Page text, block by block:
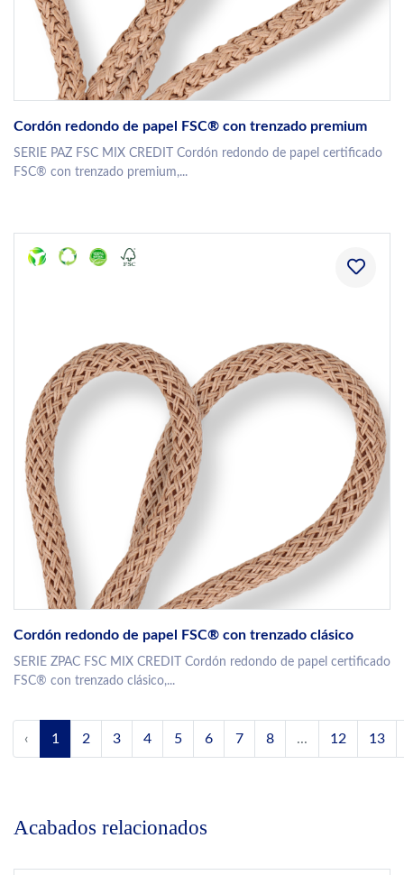
Cordón redondo de papel FSC® con trenzado premium
SERIE PAZ FSC MIX CREDIT Cordón redondo de papel certificado
FSC® con trenzado premium,...
Cordón redondo de papel FSC® con trenzado clásico
SERIE ZPAC FSC MIX CREDIT Cordón redondo de papel certificado
FSC® con trenzado clásico,...
‹ 1 2 3 4 5 6 7 8 ... 12 13
Acabados relacionados